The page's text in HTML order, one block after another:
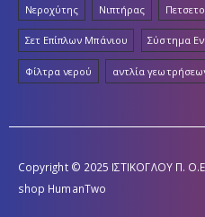
Νεροχύτης Νιπτήρας
Σετ Επίπλων Μπάνιου Σύστημα
Φίλτρα νερού αντλία
Copyright © 2025 ΙΣΤΙΚΟΓΛΟΥ Π.
shop HumanTwo